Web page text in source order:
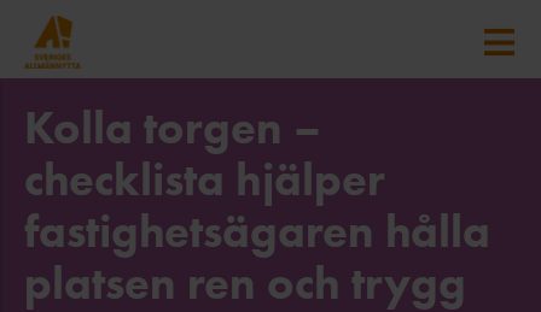
Kolla torgen –
checklista hjälper
fastighetsägaren hålla
platsen ren och trygg